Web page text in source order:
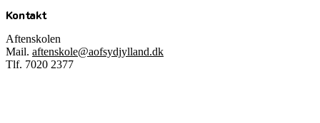
Kontakt
Aftenskolen
Mail. aftenskole@aofsydjylland.dk
Tlf. 7020 2377